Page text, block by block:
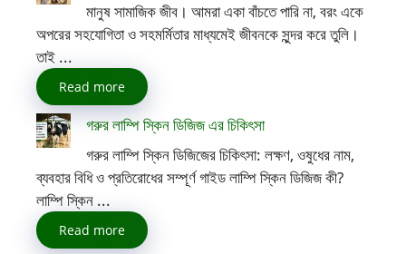
মানুষ সামাজিক জীব। আমরা একা বাঁচতে পারি না, বরং একে
অপরের সহযোগিতা ও সহমর্মিতার মাধ্যমেই জীবনকে সুন্দর করে তুলি।
তাই ...
Read more
গরুর লাম্পি স্কিন ডিজিজ এর চিকিৎসা
গরুর লাম্পি স্কিন ডিজিজের চিকিৎসা: লক্ষণ, ওষুধের নাম,
ব্যবহার বিধি ও প্রতিরোধের সম্পূর্ণ গাইড লাম্পি স্কিন ডিজিজ কী?
লাম্পি স্কিন ...
Read more